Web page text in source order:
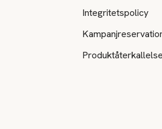
Integritetspolicy
Produktåterkallelse